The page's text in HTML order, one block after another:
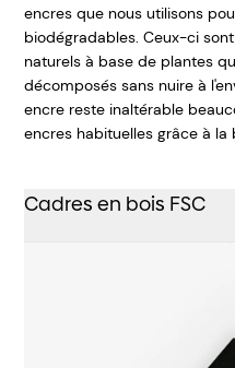
encres que nous utilisons
biodégradables. Ceux-ci
naturels à base de plantes
décomposés sans nuire à
encre reste inaltérable
encres habituelles grâce à la
Cadres en bois FSC